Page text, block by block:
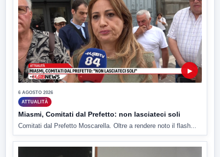
▶
6 AGOSTO 2026
ATTUALITÀ
Miasmi, Comitati dal Prefetto: non lasciateci soli
Comitati dal Prefetto Moscarella. Oltre a rendere noto il flash...